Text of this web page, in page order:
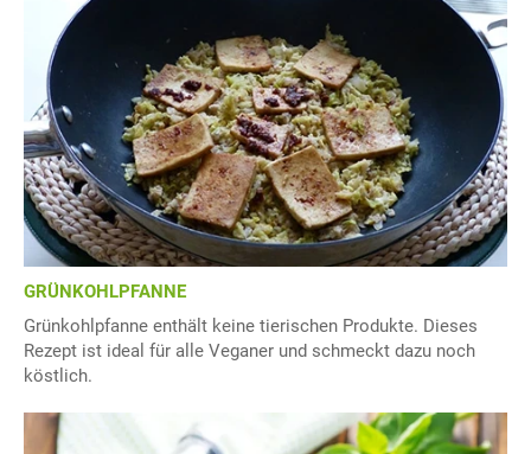
GRÜNKOHLPFANNE
Grünkohlpfanne enthält keine tierischen Produkte. Dieses
Rezept ist ideal für alle Veganer und schmeckt dazu noch
köstlich.